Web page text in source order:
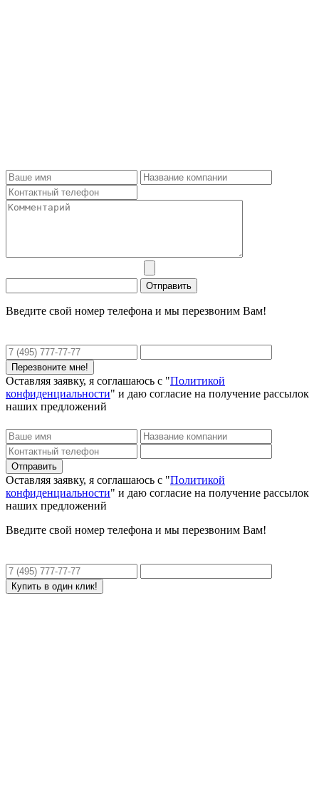
Введите свой номер телефона и мы перезвоним Вам!
Оставляя заявку, я соглашаюсь с "Политикой
конфиденциальности" и даю согласие на получение рассылок
наших предложений
Оставляя заявку, я соглашаюсь с "Политикой
конфиденциальности" и даю согласие на получение рассылок
наших предложений
Введите свой номер телефона и мы перезвоним Вам!